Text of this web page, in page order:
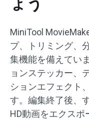
MiniTool
プ、トリミング、
集機能を備えてい
ョンステッカー、
ションエフェクト
す。編集終了後、
HD動画をエクスポ